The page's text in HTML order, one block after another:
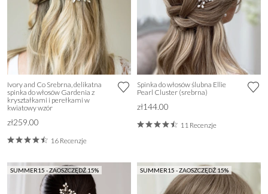
Ivory and Co Srebrna, delikatna
spinka do włosów Gardenia z
kryształkami i perełkami w
kwiatowy wzór
zł259.00
16 Recenzje
Spinka do włosów ślubna Ellie
Pearl Cluster (srebrna)
zł144.00
11 Recenzje
SUMMER15 - ZAOSZCZĘDŹ 15% SUMMER15 - ZAOSZCZĘDŹ 15%